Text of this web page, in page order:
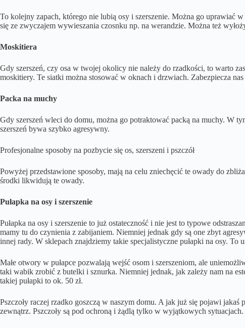
To kolejny zapach, którego nie lubią osy i szerszenie. Można go uprawiać
się ze zwyczajem wywieszania czosnku np. na werandzie. Można też
Moskitiera
Gdy szerszeń, czy osa w twojej okolicy nie należy do rzadkości, to warto
moskitiery. Te siatki można stosować w oknach i drzwiach. Zabezpiecza
Packa na muchy
Gdy szerszeń wleci do domu, można go potraktować packą na muchy. W
szerszeń bywa szybko agresywny.
Profesjonalne sposoby na pozbycie się os, szerszeni i pszczół
Powyżej przedstawione sposoby, mają na celu zniechęcić te owady do
środki likwidują te owady.
Pułapka na osy i szerszenie
Pułapka na osy i szerszenie to już ostateczność i nie jest to typowe
mamy tu do czynienia z zabijaniem. Niemniej jednak gdy są one zbyt
innej rady. W sklepach znajdziemy takie specjalistyczne pułapki na osy. To
Małe otwory w pułapce pozwalają wejść osom i szerszeniom, ale
taki wabik zrobić z butelki i sznurka. Niemniej jednak, jak zależy nam na
takiej pułapki to ok. 50 zł.
Pszczoły raczej rzadko goszczą w naszym domu. A jak już się pojawi jakaś
zewnątrz. Pszczoły są pod ochroną i żądlą tylko w wyjątkowych sytuacjach.